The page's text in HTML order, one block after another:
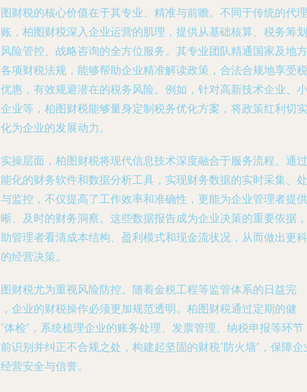
财税的核心价值在于其专业、精准与前瞻。不同于传统的代理
，柏图财税深入企业运营的肌理，提供从基础核算、税务筹划
险管控、战略咨询的全方位服务。其专业团队精通国家及地方
项财税法规，能够帮助企业精准解读政策，合法合规地享受税
惠，有效规避潜在的税务风险。例如，针对高新技术企业、小
业等，柏图财税能够量身定制税务优化方案，将政策红利切实
为企业的发展动力。
操层面，柏图财税将现代信息技术深度融合于服务流程。通过
化的财务软件和数据分析工具，实现财务数据的实时采集、处
监控，不仅提高了工作效率和准确性，更能为企业管理者提供
、及时的财务洞察。这些数据报告成为企业决策的重要依据，
管理者看清成本结构、盈利模式和现金流状况，从而做出更科
经营决策。
财税尤为重视风险防控。随着金税工程等监管体系的日益完
企业的财税操作必须更加规范透明。柏图财税通过定期的健
体检”，系统梳理企业的账务处理、发票管理、纳税申报等环节
识别并纠正不合规之处，构建起坚固的财税“防火墙”，保障企
营安全与信誉。